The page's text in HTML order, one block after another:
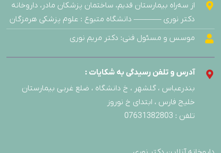
از سه‌راه بیمارستان قدیم، ساختمان پزشکان مادر، داروخانه
دکتر نوری ———– دانشگاه متبوع : علوم پزشکی هرمزگان
موسس و مسئول فنی: دکتر مریم نوری
آدرس و تلفن رسیدگی به شکایات :
بندرعباس ، گلشهر ، خ دانشگاه ، ضلع غربی بیمارستان
خلیج فارس ، ابتدای خ نوروز
تلفن : 07631382803